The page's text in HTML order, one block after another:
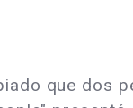
que dos